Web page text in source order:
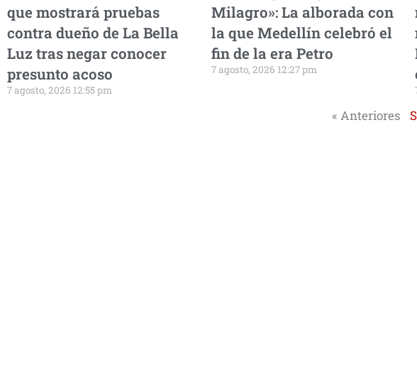
que mostrará pruebas
contra dueño de La Bella
Luz tras negar conocer
presunto acoso
7 agosto, 2026 12:55 pm
Milagro»: La alborada con
la que Medellín celebró el
fin de la era Petro
7 agosto, 2026 12:27 pm
« Anteriores